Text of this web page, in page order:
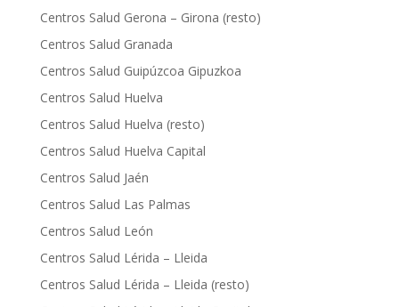
Centros Salud Gerona – Girona (resto)
Centros Salud Granada
Centros Salud Guipúzcoa Gipuzkoa
Centros Salud Huelva
Centros Salud Huelva (resto)
Centros Salud Huelva Capital
Centros Salud Jaén
Centros Salud Las Palmas
Centros Salud León
Centros Salud Lérida – Lleida
Centros Salud Lérida – Lleida (resto)